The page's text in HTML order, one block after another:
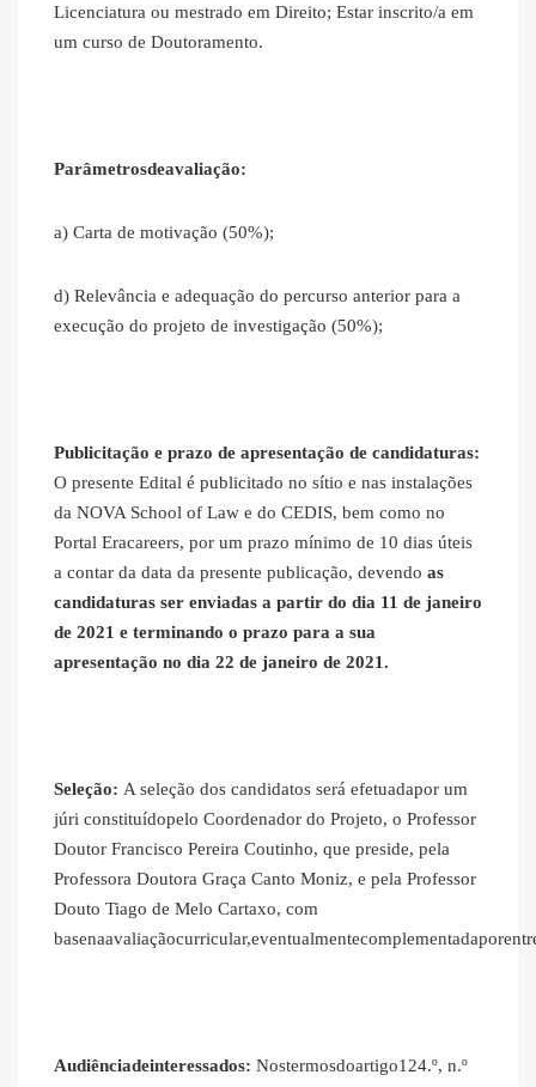
Licenciatura ou mestrado em Direito; Estar inscrito/a em
um curso de Doutoramento.
Parâmetrosdeavaliação:
a) Carta de motivação (50%);
d) Relevância e adequação do percurso anterior para a
execução do projeto de investigação (50%);
Publicitação e prazo de apresentação de candidaturas:
O presente Edital é publicitado no sítio e nas instalações
da NOVA School of Law e do CEDIS, bem como no
Portal Eracareers, por um prazo mínimo de 10 dias úteis
a contar da data da presente publicação, devendo as
candidaturas ser enviadas a partir do dia 11 de janeiro
de 2021 e terminando o prazo para a sua
apresentação no dia 22 de janeiro de 2021.
Seleção: A seleção dos candidatos será efetuadapor um
júri constituídopelo Coordenador do Projeto, o Professor
Doutor Francisco Pereira Coutinho, que preside, pela
Professora Doutora Graça Canto Moniz, e pela Professor
Douto Tiago de Melo Cartaxo, com
Audiênciadeinteressados: Nostermosdoartigo124.º, n.º